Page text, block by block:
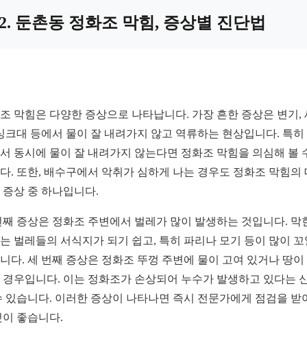
둔촌동 정화조 막힘, 증상별 진단법
막힘은 다양한 증상으로 나타납니다. 가장 흔한 증상은 변기,
크대 등에서 물이 잘 내려가지 않고 역류하는 현상입니다. 특히
동시에 물이 잘 내려가지 않는다면 정화조 막힘을 의심해 볼
. 또한, 배수구에서 악취가 심하게 나는 경우도 정화조 막힘의
증상 중 하나입니다.
째 증상은 정화조 주변에서 벌레가 많이 발생하는 것입니다. 막
벌레들의 서식지가 되기 쉽고, 특히 파리나 모기 등이 많이 꼬
다. 세 번째 증상은 정화조 뚜껑 주변에 물이 고여 있거나 땅이
경우입니다. 이는 정화조가 손상되어 누수가 발생하고 있다는
있습니다. 이러한 증상이 나타나면 즉시 전문가에게 점검을 받
이 좋습니다.